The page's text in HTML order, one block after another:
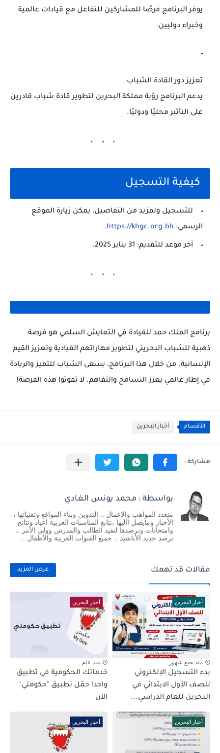
يوفر البرنامج فرصًا للمشاركين للتفاعل مع قيادات عالمية
وخبراء دوليين.
تعزيز دور القادة الشباب:
يدعم البرنامج رؤية مملكة البحرين لتطوير قادة شباب قادرين
على التأثير محليًا ودوليًا.
كيفية التسجيل
للتسجيل ولمزيد من التفاصيل، يمكن زيارة الموقع
الرسمي:
https://khgc.org.bh
.
آخر موعد للتقديم:
برنامج الملك حمد للقيادة في التعايش السلمي هو فرصة
ذهبية للشباب البحريني لتطوير مهاراتهم القيادية وتعزيز القيم
الإنسانية. من خلال هذا البرنامج، يسعى الشباب للتميز والريادة
في إطار عالمي يعزز التسامح والتفاهم. لا تفوتوا هذه الفرصة!
الأقسام أخبار البحرين
بواسطة : محمد يونس الغادي
متعدد المواهب والاعمال .. التدوين وبناء المواقع وتقنياتها ،
الأخبار ومايصل االيها ،نتابع المناسبات العربية اعياد ونتائج
وامتحانات ونرصدها لنفيد الطالب والمدرس وولي الأمر ..
نرصد جديد الأناشيد .. جميع القنوات العربية والأطفال ..
مقالات قد تهمك عرض المزيد
أخبار البحرين
منذ بضع شهور
بدء التسجيل الإلكتروني
للصف الأول الابتدائي في
البحرين للعام الدراسي...
أخبار البحرين
منذ عام
خدماتك الحكومية في تطبيق
واحد! حمّل تطبيق "حكومتي"
الآن
أخبار البحرين أخبار البحرين